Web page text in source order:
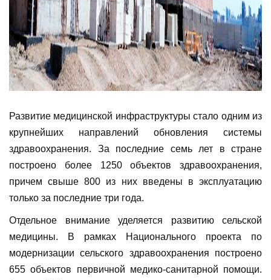
Развитие медицинской инфраструктуры стало одним из
крупнейших направлений обновления системы
здравоохранения. За последние семь лет в стране
построено более 1250 объектов здравоохранения,
причем свыше 800 из них введены в эксплуатацию
только за последние три года.
Отдельное внимание уделяется развитию сельской
медицины. В рамках Национального проекта по
модернизации сельского здравоохранения построено
655 объектов первичной медико-санитарной помощи.